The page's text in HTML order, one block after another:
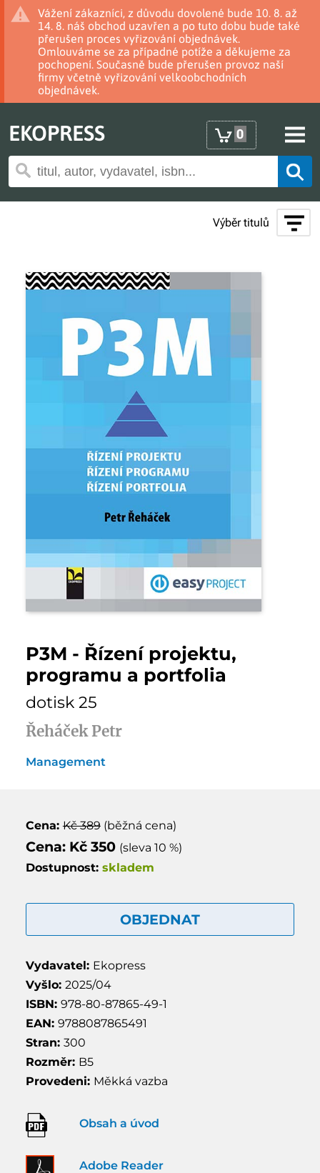
Vážení zákazníci, z důvodu dovolené bude 10. 8. až
14. 8. náš obchod uzavřen a po tuto dobu bude také
přerušen proces vyřizování objednávek.
Omlouváme se za případné potíže a děkujeme za
pochopení. Současně bude přerušen provoz naší
firmy včetně vyřizování velkoobchodních
objednávek.
EKOPRESS 0
Výběr titulů
P3M - Řízení projektu,
programu a portfolia
dotisk 25
Řeháček Petr
Management
Cena:Kč 389(běžná cena)
Cena: Kč 350 (sleva 10 %)
Dostupnost: skladem
OBJEDNAT
Vydavatel: Ekopress
Vyšlo: 2025/04
ISBN: 978-80-87865-49-1
EAN: 9788087865491
Stran: 300
Rozměr: B5
Provedeni: Měkká vazba
Obsah a úvod
Adobe Reader